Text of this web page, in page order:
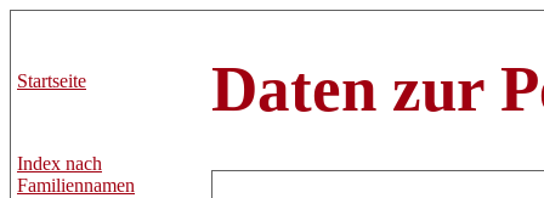
Startseite
Index nach
Familiennamen
Daten zur